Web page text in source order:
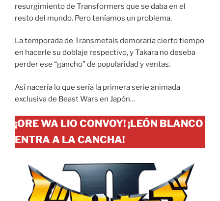
resurgimiento de Transformers que se daba en el
resto del mundo. Pero teníamos un problema.
La temporada de Transmetals demoraría cierto tiempo
en hacerle su doblaje respectivo, y Takara no deseba
perder ese “gancho” de popularidad y ventas.
Así nacería lo que sería la primera serie animada
exclusiva de Beast Wars en Japón…
¡ORE WA LIO CONVOY! ¡LEÓN BLANCO
ENTRA A LA CANCHA!